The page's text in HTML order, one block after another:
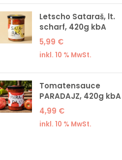
Letscho Sataraš, lt.
scharf, 420g kbA
5,99 €
inkl. 10 % MwSt.
Tomatensauce
PARADAJZ, 420g kbA
4,99 €
inkl. 10 % MwSt.